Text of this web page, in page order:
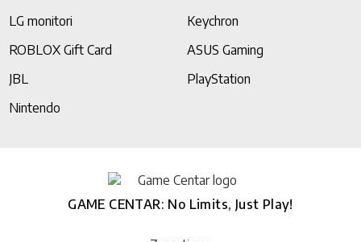
LG monitori
Keychron
ROBLOX Gift Card
ASUS Gaming
JBL
PlayStation
Nintendo
GAME CENTAR: No Limits, Just Play!